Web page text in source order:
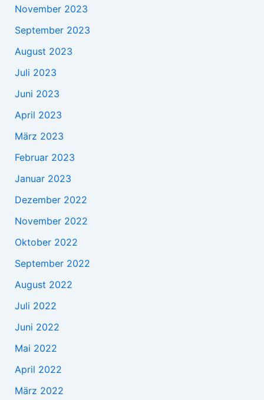
November 2023
September 2023
August 2023
Juli 2023
Juni 2023
April 2023
März 2023
Februar 2023
Januar 2023
Dezember 2022
November 2022
Oktober 2022
September 2022
August 2022
Juli 2022
Juni 2022
Mai 2022
April 2022
März 2022